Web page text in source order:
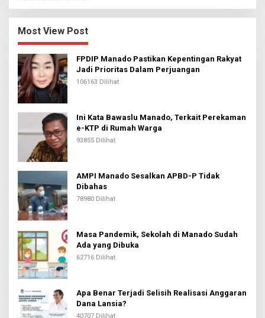
Most View Post
FPDIP Manado Pastikan Kepentingan Rakyat
Jadi Prioritas Dalam Perjuangan
106163 Dilihat
Ini Kata Bawaslu Manado, Terkait Perekaman
e-KTP di Rumah Warga
93855 Dilihat
AMPI Manado Sesalkan APBD-P Tidak
Dibahas
78980 Dilihat
Masa Pandemik, Sekolah di Manado Sudah
Ada yang Dibuka
62716 Dilihat
Apa Benar Terjadi Selisih Realisasi Anggaran
Dana Lansia?
40707 Dilihat